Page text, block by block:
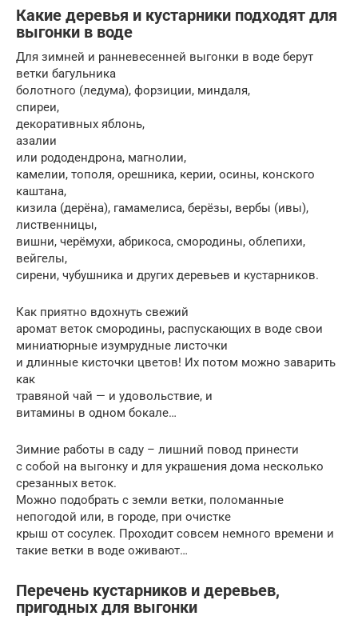
Какие деревья и кустарники подходят для
выгонки в воде
Для зимней и ранневесенней выгонки в воде берут
ветки багульника
болотного (ледума), форзиции, миндаля,
спиреи,
декоративных яблонь,
азалии
или рододендрона, магнолии,
камелии, тополя, орешника, керии, осины, конского
каштана,
кизила (дерёна), гамамелиса, берёзы, вербы (ивы),
лиственницы,
вишни, черёмухи, абрикоса, смородины, облепихи,
вейгелы,
сирени, чубушника и других деревьев и кустарников.
Как приятно вдохнуть свежий
аромат веток смородины, распускающих в воде свои
миниатюрные изумрудные листочки
и длинные кисточки цветов! Их потом можно заварить
как
травяной чай — и удовольствие, и
витамины в одном бокале…
Зимние работы в саду – лишний повод принести
с собой на выгонку и для украшения дома несколько
срезанных веток.
Можно подобрать с земли ветки, поломанные
непогодой или, в городе, при очистке
крыш от сосулек. Проходит совсем немного времени и
такие ветки в воде оживают…
Перечень кустарников и деревьев,
пригодных для выгонки